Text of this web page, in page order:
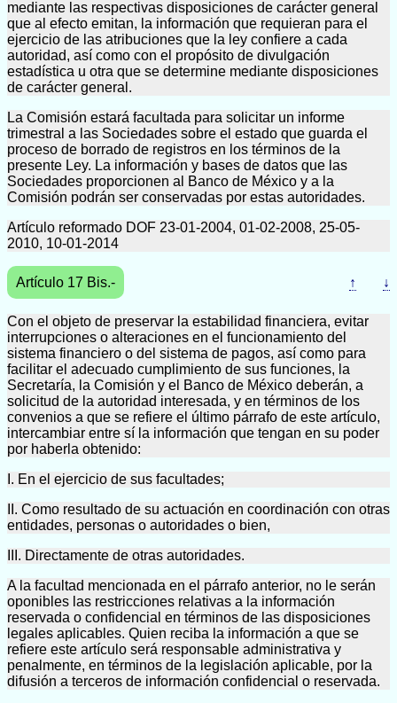
mediante las respectivas disposiciones de carácter general
que al efecto emitan, la información que requieran para el
ejercicio de las atribuciones que la ley confiere a cada
autoridad, así como con el propósito de divulgación
estadística u otra que se determine mediante disposiciones
de carácter general.
La Comisión estará facultada para solicitar un informe
trimestral a las Sociedades sobre el estado que guarda el
proceso de borrado de registros en los términos de la
presente Ley. La información y bases de datos que las
Sociedades proporcionen al Banco de México y a la
Comisión podrán ser conservadas por estas autoridades.
Artículo reformado DOF 23-01-2004, 01-02-2008, 25-05-
2010, 10-01-2014
Artículo 17 Bis.- ↑ ↓
Con el objeto de preservar la estabilidad financiera, evitar
interrupciones o alteraciones en el funcionamiento del
sistema financiero o del sistema de pagos, así como para
facilitar el adecuado cumplimiento de sus funciones, la
Secretaría, la Comisión y el Banco de México deberán, a
solicitud de la autoridad interesada, y en términos de los
convenios a que se refiere el último párrafo de este artículo,
intercambiar entre sí la información que tengan en su poder
por haberla obtenido:
I. En el ejercicio de sus facultades;
II. Como resultado de su actuación en coordinación con otras
entidades, personas o autoridades o bien,
III. Directamente de otras autoridades.
A la facultad mencionada en el párrafo anterior, no le serán
oponibles las restricciones relativas a la información
reservada o confidencial en términos de las disposiciones
legales aplicables. Quien reciba la información a que se
refiere este artículo será responsable administrativa y
penalmente, en términos de la legislación aplicable, por la
difusión a terceros de información confidencial o reservada.